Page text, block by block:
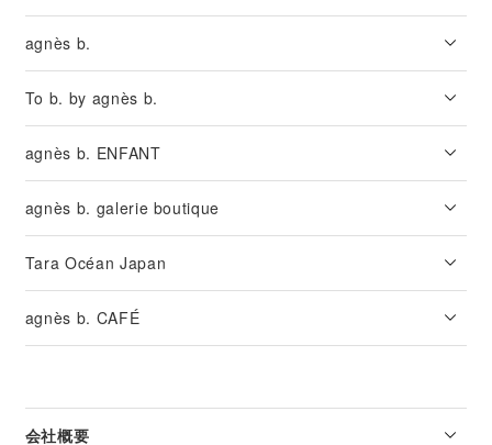
agnès b.
To b. by agnès b.
agnès b. ENFANT
agnès b. galerie boutique
Tara Océan Japan
agnès b. CAFÉ
会社概要